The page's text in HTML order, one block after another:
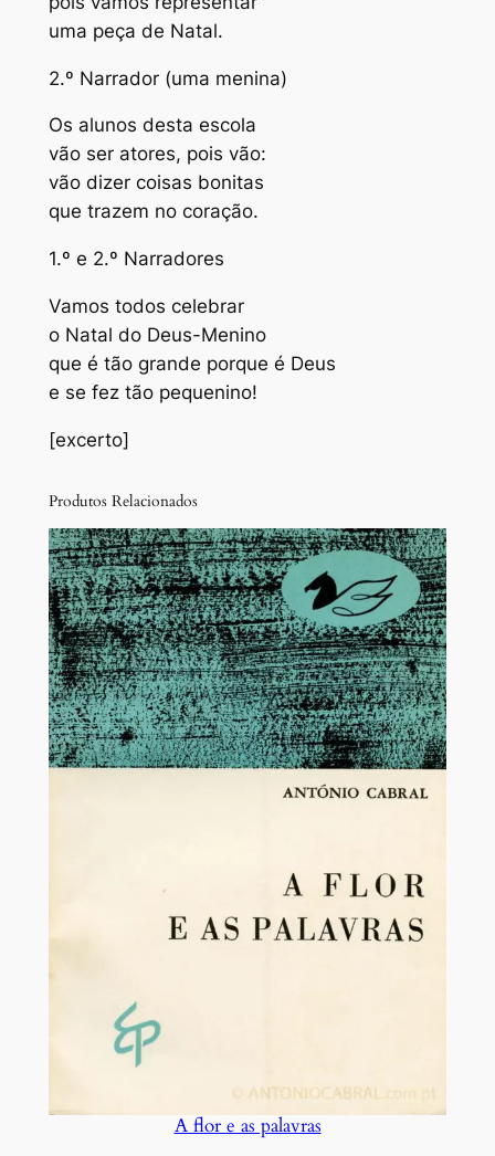
uma peça de Natal.
2.º Narrador (uma menina)
Os alunos desta escola
vão ser atores, pois vão:
vão dizer coisas bonitas
que trazem no coração.
1.º e 2.º Narradores
Vamos todos celebrar
o Natal do Deus-Menino
que é tão grande porque é Deus
e se fez tão pequenino!
[excerto]
Produtos Relacionados
A flor e as palavras